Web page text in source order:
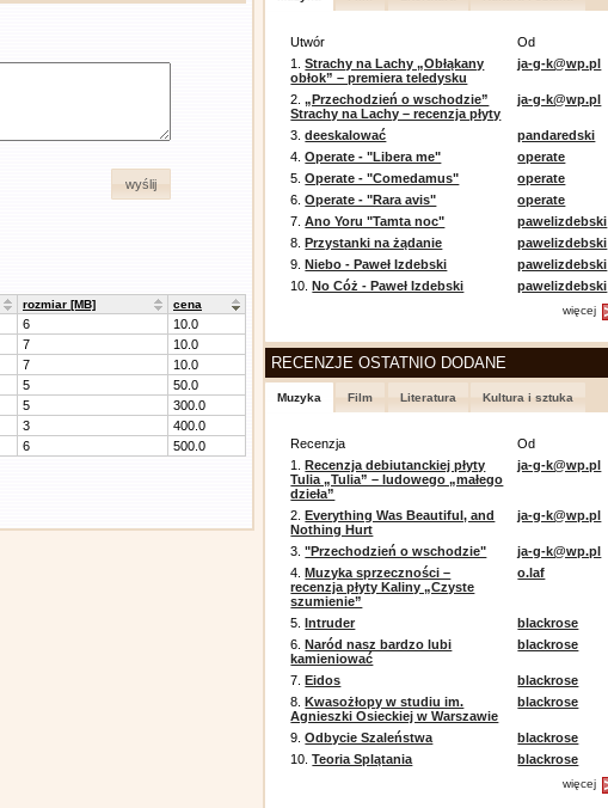
wyślij
rozmiar [MB] cena
6
10.0
7
10.0
7
10.0
5
50.0
5
300.0
3
400.0
6 500.0
Utwór
Od
1.Strachy na Lachy „Obłąkany
obłok” – premiera teledysku
ja-g-k@wp.pl
2.„Przechodzień o wschodzie”
Strachy na Lachy – recenzja płyty
ja-g-k@wp.pl
3.deeskalować
pandaredski
4.Operate - "Libera me"
operate
5.Operate - "Comedamus"
operate
6.Operate - "Rara avis"
operate
7.Ano Yoru "Tamta noc"
pawelizdebski
8.Przystanki na żądanie
pawelizdebski
9.Niebo - Paweł Izdebski
pawelizdebski
10.No Cóż - Paweł Izdebski pawelizdebski
więcej
RECENZJE OSTATNIO DODANE
Muzyka Film Literatura Kultura i sztuka
Recenzja
Od
1.Recenzja debiutanckiej płyty
Tulia „Tulia” – ludowego „małego
dzieła”
ja-g-k@wp.pl
2.Everything Was Beautiful, and
Nothing Hurt
ja-g-k@wp.pl
3."Przechodzień o wschodzie"
ja-g-k@wp.pl
4.Muzyka sprzeczności –
recenzja płyty Kaliny „Czyste
szumienie”
o.laf
5.Intruder
blackrose
6.Naród nasz bardzo lubi
kamieniować
blackrose
7.Eidos
blackrose
8.Kwasożłopy w studiu im.
Agnieszki Osieckiej w Warszawie
blackrose
9.Odbycie Szaleństwa
blackrose
10.Teoria Splątania blackrose
więcej